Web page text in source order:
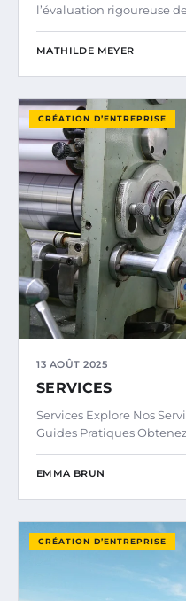
l’évaluation rigoureuse
MATHILDE MEYER
CRÉATION D’ENTREPRISE
13 AOÛT 2025
SERVICES
Services Explore Nos
Guides Pratiques
EMMA BRUN
CRÉATION D’ENTREPRISE